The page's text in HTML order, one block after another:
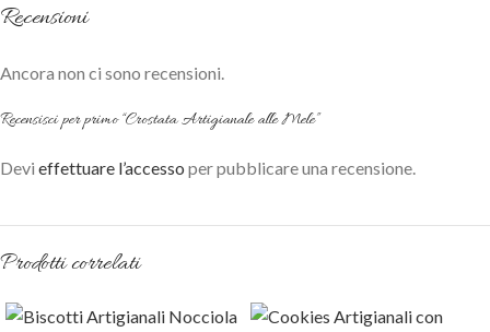
Recensioni
Ancora non ci sono recensioni.
Recensisci per primo “Crostata Artigianale alle Mele”
Devi effettuare l’accesso per pubblicare una recensione.
Prodotti correlati